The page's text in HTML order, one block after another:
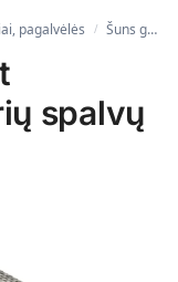
pagalvėlės / Šuns guolis PawHut 69x98x70cm., įvairių spalvų
spalvų